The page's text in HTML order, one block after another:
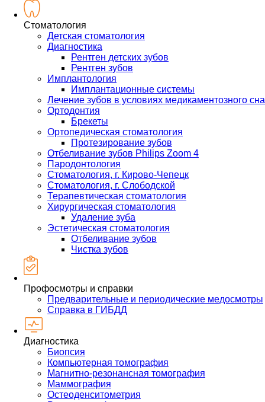
Стоматология
Детская стоматология
Диагностика
Рентген детских зубов
Рентген зубов
Имплантология
Имплантационные системы
Лечение зубов в условиях медикаментозного сна
Ортодонтия
Брекеты
Ортопедическая стоматология
Протезирование зубов
Отбеливание зубов Philips Zoom 4
Пародонтология
Стоматология, г. Кирово-Чепецк
Стоматология, г. Слободской
Терапевтическая стоматология
Хирургическая стоматология
Удаление зуба
Эстетическая стоматология
Отбеливание зубов
Чистка зубов
Профосмотры и справки
Предварительные и периодические медосмотры
Справка в ГИБДД
Диагностика
Биопсия
Компьютерная томография
Магнитно-резонансная томография
Маммография
Остеоденситометрия